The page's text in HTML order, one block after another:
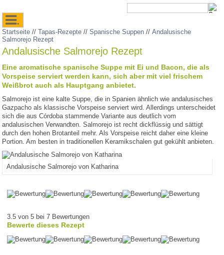
.
Startseite //Tapas-Rezepte //Spanische Suppen //Andalusische
Salmorejo Rezept
Andalusische Salmorejo Rezept
Eine aromatische spanische Suppe mit Ei und Bacon, die als
Vorspeise serviert werden kann, sich aber mit viel frischem
Weißbrot auch als Hauptgang anbietet.
Salmorejo ist eine kalte Suppe, die in Spanien ähnlich wie andalusisches
Gazpacho als klassische Vorspeise serviert wird. Allerdings unterscheidet
sich die aus Córdoba stammende Variante aus deutlich vom
andalusischen Verwandten. Salmorejo ist recht dickflüssig und sättigt
durch den hohen Brotanteil mehr. Als Vorspeise reicht daher eine kleine
Portion. Am besten in traditionellen Keramikschalen gut gekühlt anbieten.
Andalusische Salmorejo von Katharina
3.5 von 5 bei 7 Bewertungen
Bewerte dieses Rezept